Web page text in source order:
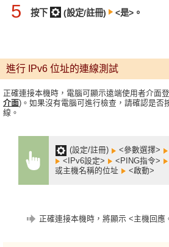
5 按下 (設定/註冊) <是>。
進行 IPv6 位址的連線測試
正確連接本機時，電腦可顯示遠端使用者介面
介面)。如果沒有電腦可進行檢查，請確認是否
線。
(設定/註冊) <參數選擇>
<IPv6設定>
<PING指令>
或主機名稱的位址
<啟動>
正確連接本機時，將顯示 <主機回應